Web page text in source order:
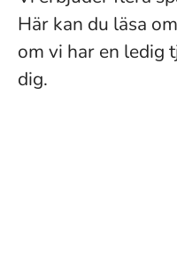
Här kan du läsa
om vi har en ledig
dig.